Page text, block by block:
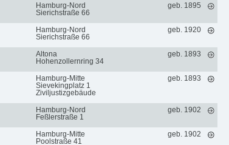
Hamburg-Nord
Sierichstraße 66
geb. 1895
Hamburg-Nord
Sierichstraße 66
geb. 1920
Altona
Hohenzollernring 34
geb. 1893
Hamburg-Mitte
Sievekingplatz 1
Ziviljustizgebäude
geb. 1893
Hamburg-Nord
Feßlerstraße 1
geb. 1902
Hamburg-Mitte
Poolstraße 41
geb. 1902